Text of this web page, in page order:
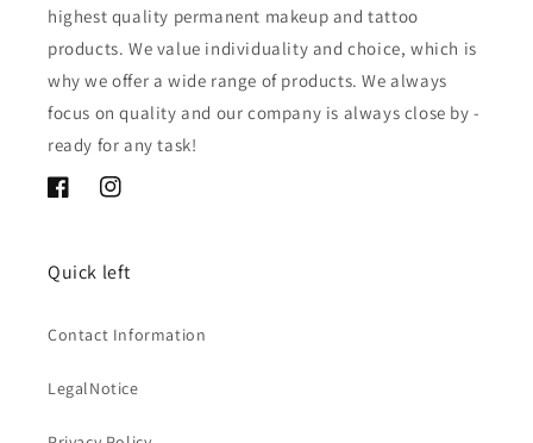
highest quality permanent makeup and tattoo
products. We value individuality and choice, which is
why we offer a wide range of products. We always
focus on quality and our company is always close by -
ready for any task!
FacebookInstagram
Quick left
Contact Information
LegalNotice